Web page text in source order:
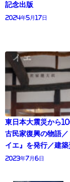
記念出版
2024年5月17日
東日本大震災から
古民家復興の物語
イエ』を発行／建
2023年7月6日